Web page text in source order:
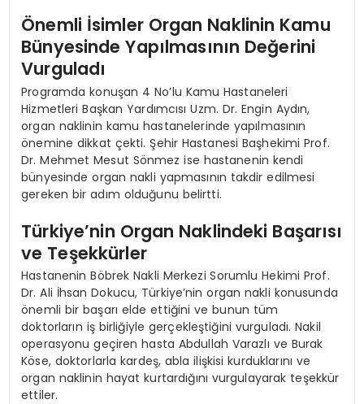
Önemli İsimler Organ Naklinin Kamu
Bünyesinde Yapılmasının Değerini
Vurguladı
Programda konuşan 4 No’lu Kamu Hastaneleri
Hizmetleri Başkan Yardımcısı Uzm. Dr. Engin Aydın,
organ naklinin kamu hastanelerinde yapılmasının
önemine dikkat çekti. Şehir Hastanesi Başhekimi Prof.
Dr. Mehmet Mesut Sönmez ise hastanenin kendi
bünyesinde organ nakli yapmasının takdir edilmesi
gereken bir adım olduğunu belirtti.
Türkiye’nin Organ Naklindeki Başarısı
ve Teşekkürler
Hastanenin Böbrek Nakli Merkezi Sorumlu Hekimi Prof.
Dr. Ali İhsan Dokucu, Türkiye’nin organ nakli konusunda
önemli bir başarı elde ettiğini ve bunun tüm
doktorların iş birliğiyle gerçekleştiğini vurguladı. Nakil
operasyonu geçiren hasta Abdullah Varazlı ve Burak
Köse, doktorlarla kardeş, abla ilişkisi kurduklarını ve
organ naklinin hayat kurtardığını vurgulayarak teşekkür
ettiler.